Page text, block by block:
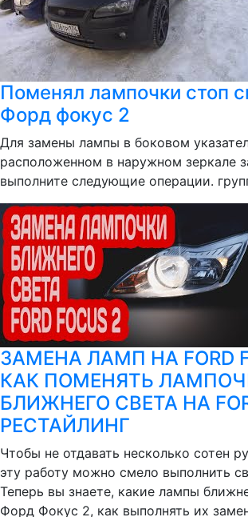
Поменял лампочки стоп
Форд фокус 2
Для замены лампы в боковом
расположенном в наружном зеркале
выполните следующие операции.
ЗАМЕНА ЛАМП НА FORD
КАК ПОМЕНЯТЬ
БЛИЖНЕГО СВЕТА НА
РЕСТАЙЛИНГ
Чтобы не отдавать несколько сотен
эту работу можно смело выполнить
Теперь вы знаете, какие лампы
Форд Фокус 2, как выполнять их